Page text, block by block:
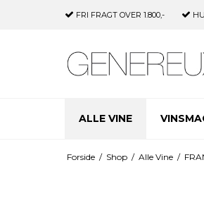
FRI FRAGT OVER 1.800,-
ALLE VINE
Forside / Shop / Alle Vine /